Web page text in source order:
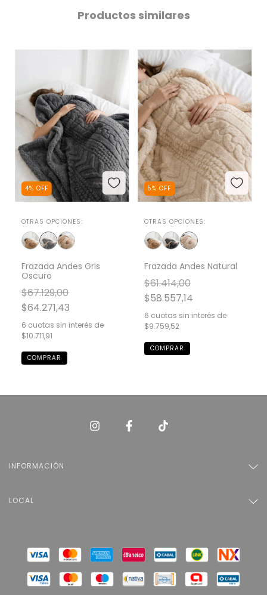
Productos similares
4% OFF
OTRAS OPCIONES:
Frazada Andes Gris
Oscuro
$67.129,00
$64.271,43
6 cuotas sin interés de
$10.711,91
COMPRAR
5%OFF
OTRAS OPCIONES:
Frazada Andes Natural
$61.414,00
$58.557,14
6 cuotas sin interés de
$9.759,52
COMPRAR
INFORMACIÓN
LOCAL